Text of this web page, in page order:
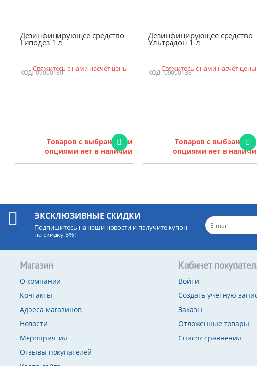
Дезинфицирующее средство
Гиподез 1 л
КОД: 09000130
Свяжитесь с нами насчёт цены
Товаров с выбранными
опциями нет в наличии
Дезинфицирующее средство
Ультрадон 1 л
КОД: 09000133
Свяжитесь с нами насчёт цены
Товаров с
опциями нет в
ЭКСКЛЮЗИВНЫЕ СКИДКИ
Подпишитесь на наши новости и получите купон
на скидку 5%!
Магазин
О компании
Контакты
Адреса магазинов
Новости
Мероприятия
Отзывы покупателей
Кабинет
Войти
Создать учетную
Заказы
Отложенные товары
Список сравнения